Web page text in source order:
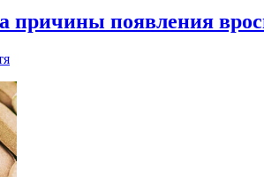
причины появления